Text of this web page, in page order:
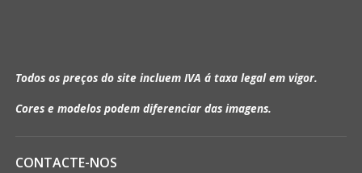
Todos os preços do site incluem IVA á taxa legal em vigor.
Cores e modelos podem diferenciar das imagens.
CONTACTE-NOS